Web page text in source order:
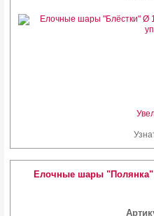
Елочные шары "Полянка"